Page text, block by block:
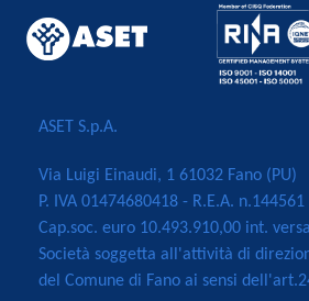
ASET S.p.A.
Via Luigi Einaudi, 1 61032 Fano (PU)
P. IVA 01474680418 - R.E.A. n.144561
Cap.soc. euro 10.493.910,00 int.
Società soggetta all'attività di
del Comune di Fano ai sensi